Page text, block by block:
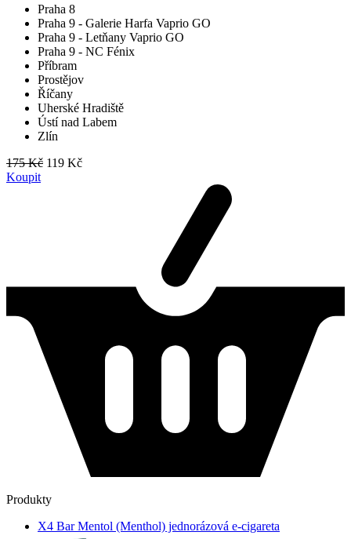
Praha 8
Praha 9 - Galerie Harfa Vaprio GO
Praha 9 - Letňany Vaprio GO
Praha 9 - NC Fénix
Příbram
Prostějov
Říčany
Uherské Hradiště
Ústí nad Labem
Zlín
175 Kč 119 Kč
Koupit
Produkty
X4 Bar Mentol (Menthol) jednorázová e-cigareta